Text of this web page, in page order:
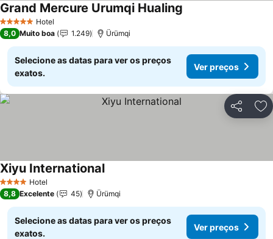
5 Estrelas Hotel
Grand Mercure Urumqi Hualing
8,0 Muito boa 1.249 Ürümqi
Selecione as datas para ver os preços
exatos.
Ver preços
Partilhar
4 EstrelasHotel
Xiyu InternationalVer preços
8,8 Excelente 45 Ürümqi
Selecione as datas para ver os preços
exatos.
Ver preços